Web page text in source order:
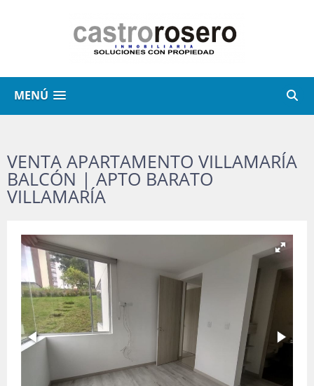
MENÚ
VENTA APARTAMENTO VILLAMARÍA
BALCÓN | APTO BARATO
VILLAMARÍA